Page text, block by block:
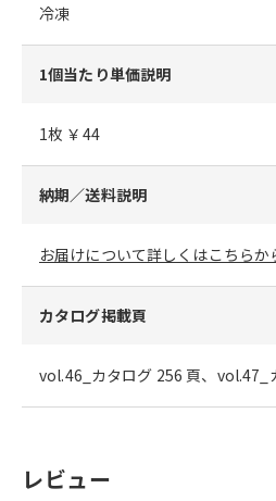
冷凍
1個当たり単価説明
1枚 ￥44
納期／送料説明
お届けについて詳しくはこちらか
カタログ掲載頁
vol.46_カタログ 256 頁、vol.47_
レビュー